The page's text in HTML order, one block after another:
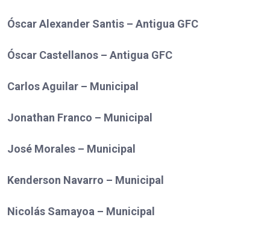
Óscar Alexander Santis – Antigua GFC
Óscar Castellanos – Antigua GFC
Carlos Aguilar – Municipal
Jonathan Franco – Municipal
José Morales – Municipal
Kenderson Navarro – Municipal
Nicolás Samayoa – Municipal